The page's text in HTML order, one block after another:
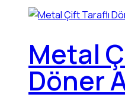
Metal
Döner